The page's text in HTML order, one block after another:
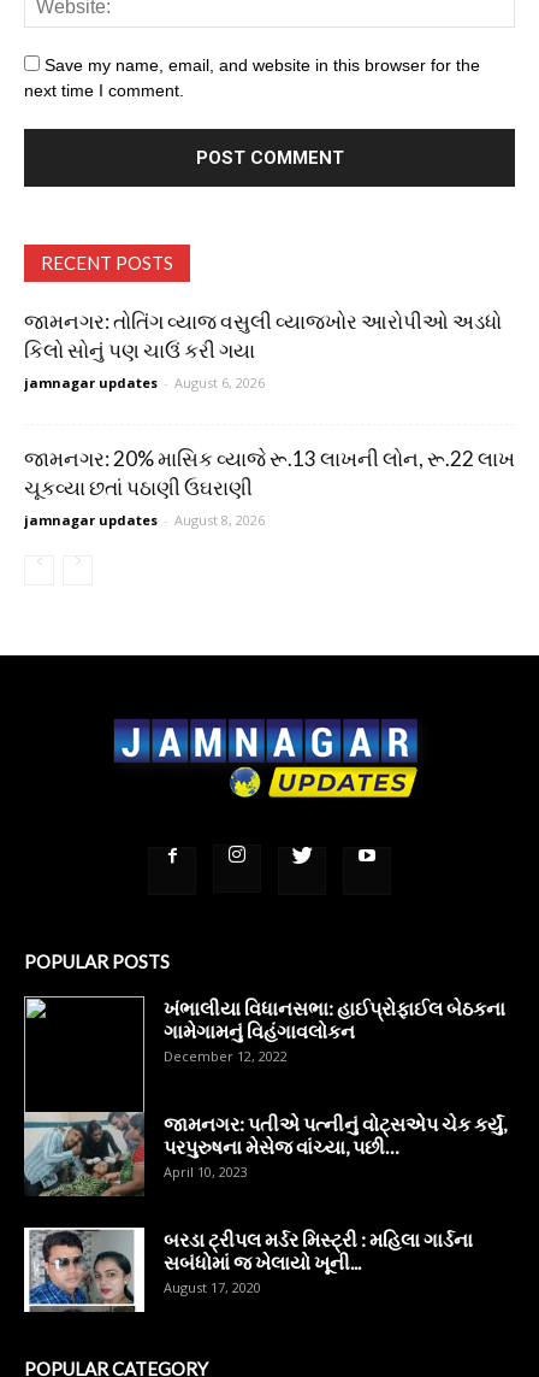
Save my name, email, and website in this browser for the
next time I comment.
RECENT POSTS
જામનગર: તોતિંગ વ્યાજ વસુલી વ્યાજખોર આરોપીઓ અડધો
કિલો સોનું પણ ચાઉં કરી ગયા
jamnagar updates - August 6, 2026
જામનગર: 20% માસિક વ્યાજે રૂ.13 લાખની લોન, રૂ.22 લાખ
ચૂકવ્યા છતાં પઠાણી ઉઘરાણી
jamnagar updates - August 8, 2026
POPULAR POSTS
ખંભાલીયા વિધાનસભા: હાઈપ્રોફાઈલ બેઠકના
ગામેગામનું વિહંગાવલોકન
December 12, 2022
જામનગર: પતીએ પત્નીનું વોટ્સએપ ચેક કર્યું,
પરપુરુષના મેસેજ વાંચ્યા, પછી…
April 10, 2023
બરડા ટ્રીપલ મર્ડર મિસ્ટ્રી : મહિલા ગાર્ડના
સબંધોમાં જ ખેલાયો ખૂની...
August 17, 2020
POPULAR CATEGORY